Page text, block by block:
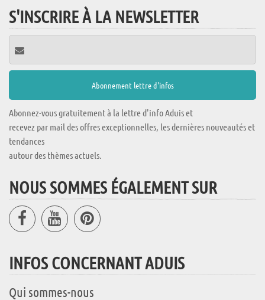
S'INSCRIRE À LA NEWSLETTER
Abonnez-vous gratuitement à la lettre d'info Aduis et
recevez par mail des offres exceptionnelles, les dernières nouveautés et
tendances
autour des thèmes actuels.
NOUS SOMMES ÉGALEMENT SUR
INFOS CONCERNANT ADUIS
Qui sommes-nous